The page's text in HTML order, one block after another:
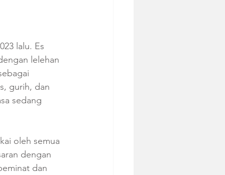
lalu. Es
lelehan
gurih, dan
sedang
oleh semua
dengan
dan